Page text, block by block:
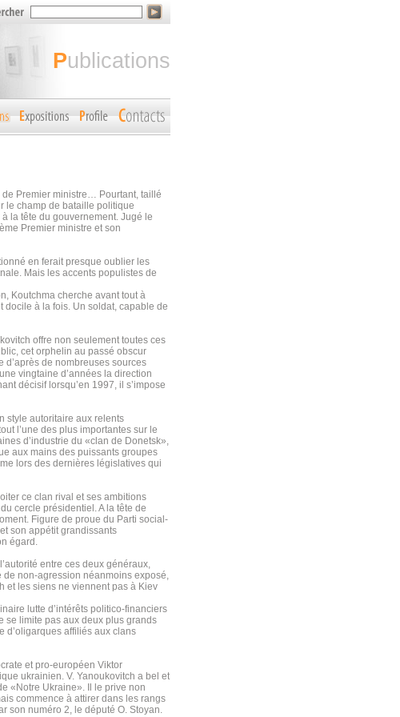
publications
Premier ministre… Pourtant, taillé
le champ de bataille politique
la tête du gouvernement. Jugé le
Premier ministre et son
en ferait presque oublier les
Mais les accents populistes de
Koutchma cherche avant tout à
docile à la fois. Un soldat, capable de
offre non seulement toutes ces
cet orphelin au passé obscur
de nombreuses sources
vingtaine d’années la direction
décisif lorsqu’en 1997, il s’impose
style autoritaire aux relents
l’une des plus importantes sur le
d’industrie du «clan de Donetsk»,
aux mains des puissants groupes
lors des dernières législatives qui
ce clan rival et ses ambitions
cercle présidentiel. A la tête de
Figure de proue du Parti social-
son appétit grandissants
égard.
entre ces deux généraux,
de non-agression néanmoins exposé,
et les siens ne viennent pas à Kiev
lutte d’intérêts politico-financiers
se limite pas aux deux plus grands
d’oligarques affiliés aux clans
et pro-européen Viktor
ukrainien. V. Yanoukovitch a bel et
«Notre Ukraine». Il le prive non
commence à attirer dans les rangs
son numéro 2, le député O. Stoyan.